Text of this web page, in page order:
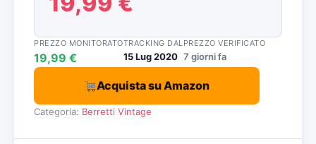
PREZZO MONITORATO
19,99 €
TRACKING DAL
15 Lug 2020
PREZZO VERIFICATO
7 giorni fa
Acquista su Amazon
Categoria: Berretti Vintage